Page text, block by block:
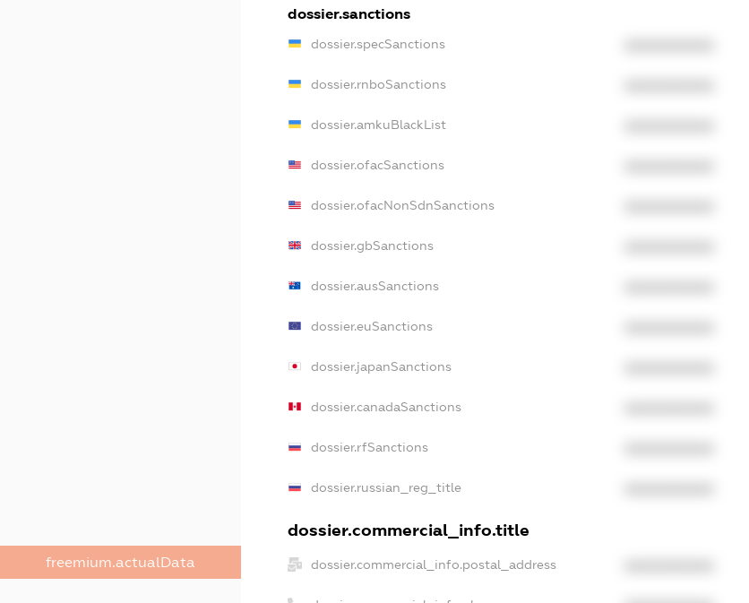
freemium.actualData
dossier.sanctions
dossier.specSanctions
dossier.rnboSanctions
dossier.amkuBlackList
dossier.ofacSanctions
dossier.ofacNonSdnSanctions
dossier.gbSanctions
dossier.ausSanctions
dossier.euSanctions
dossier.japanSanctions
dossier.canadaSanctions
dossier.rfSanctions
dossier.russian_reg_title
dossier.commercial_info.title
dossier.commercial_info.postal_address